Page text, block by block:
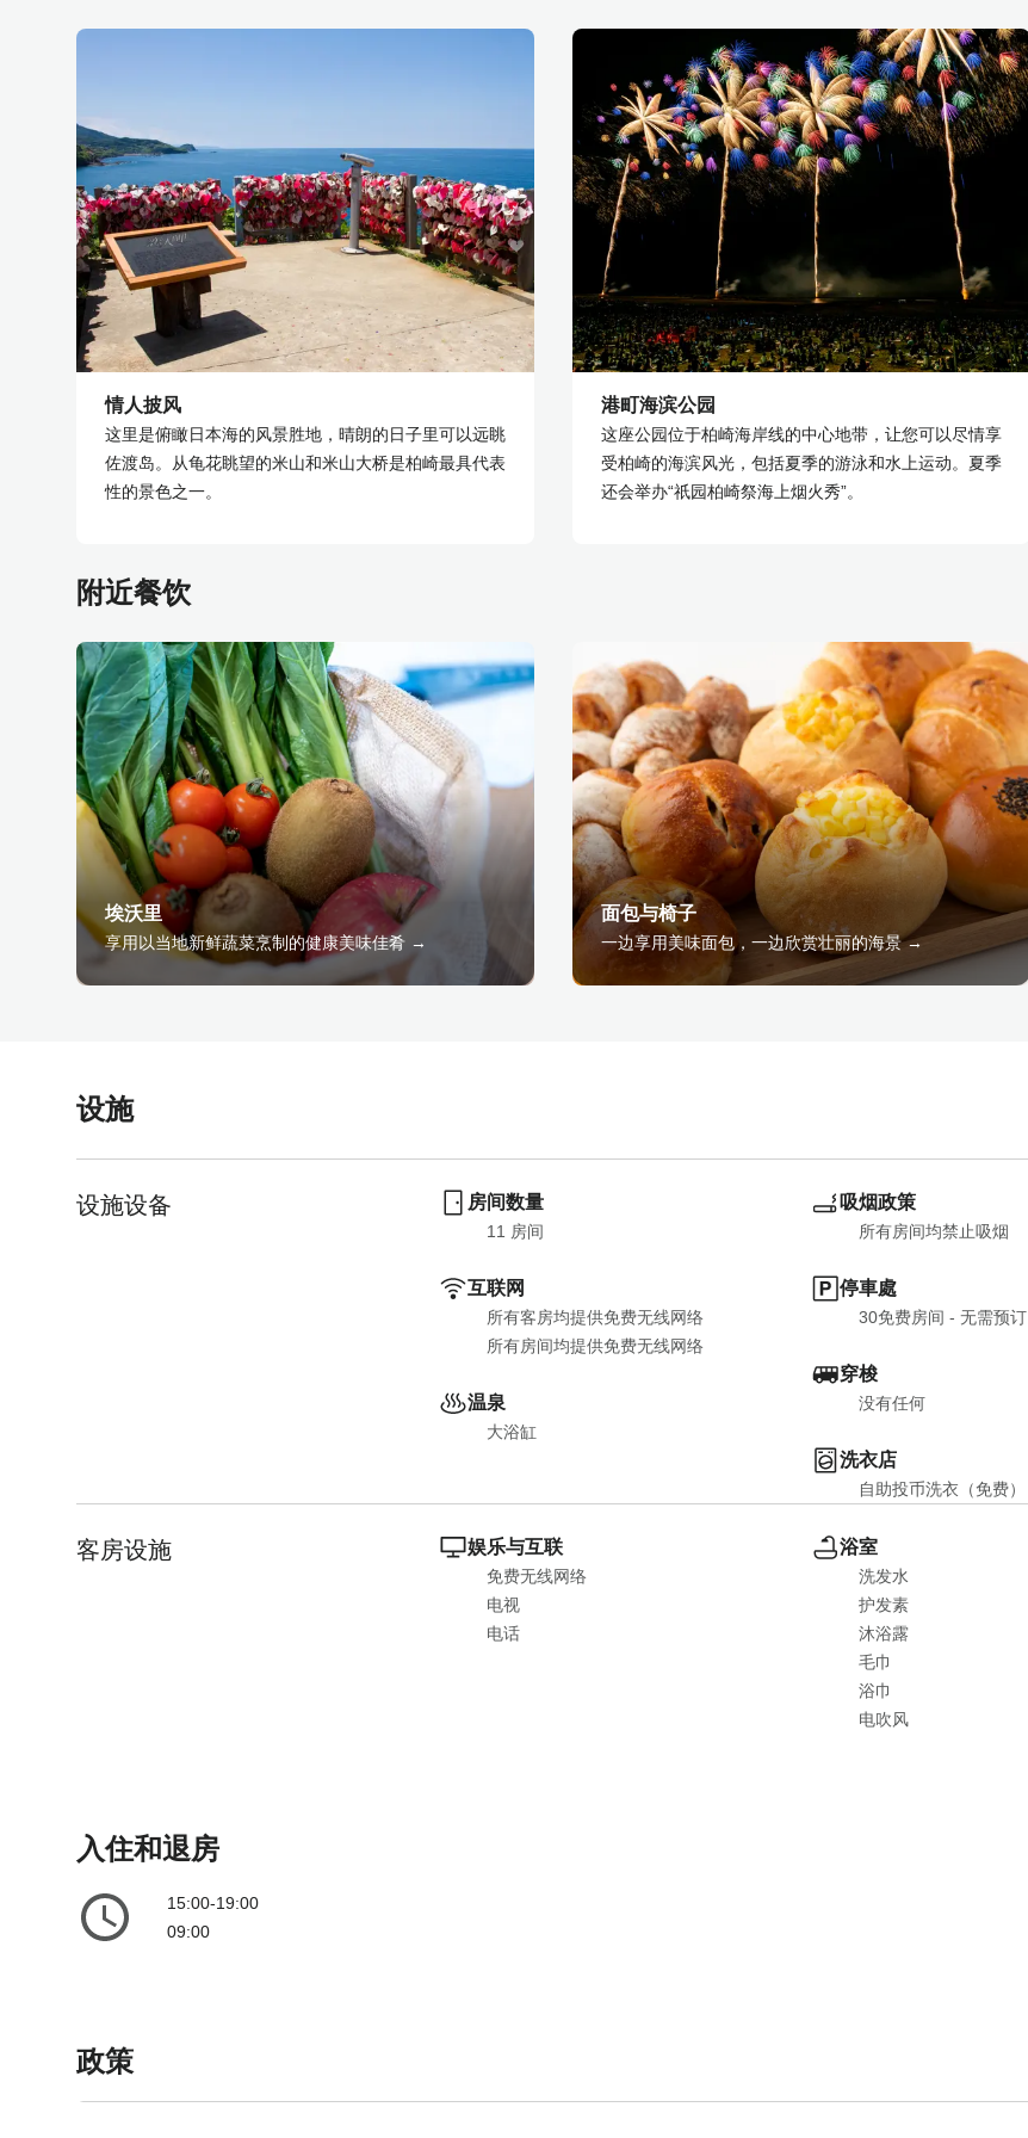
情人披风
这里是俯瞰日本海的风景胜地，晴朗的日子里可以远眺
佐渡岛。从龟花眺望的米山和米山大桥是柏崎最具代表
性的景色之一。
港町海滨公园
这座公园位于柏崎海岸线的中心地带，让您可以尽情享
受柏崎的海滨风光，包括夏季的游泳和水上运动。夏季
还会举办“祇园柏崎祭海上烟火秀”。
附近餐饮
埃沃里
享用以当地新鲜蔬菜烹制的健康美味佳肴 →
面包与椅子
一边享用美味面包，一边欣赏壮丽的海景 →
设施
设施设备 房间数量
11 房间
互联网
所有客房均提供免费无线网络
所有房间均提供免费无线网络
温泉
大浴缸
吸烟政策
所有房间均禁止吸烟
停車處
30免费房间 - 无需预订
穿梭
没有任何
洗衣店
自助投币洗衣（免费）
客房设施 娱乐与互联
免费无线网络
电视
电话
浴室
洗发水
护发素
沐浴露
毛巾
浴巾
电吹风
入住和退房
15:00-19:00
09:00
政策